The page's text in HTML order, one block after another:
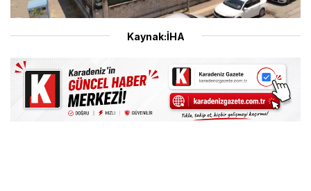
Kaynak:İHA